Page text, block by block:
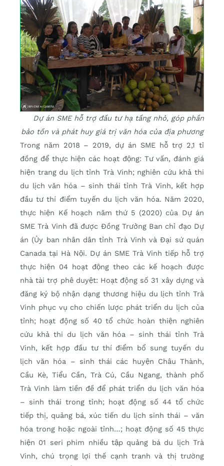
Dự án SME hỗ trợ đầu tư hạ tầng nhỏ, góp phần
bảo tồn và phát huy giá trị văn hóa của địa phương
Trong năm 2018 – 2019, dự án SME hỗ trợ 2,1 tỉ
đồng để thực hiện các hoạt động: Tư vấn, đánh giá
hiện trang du lịch tỉnh Trà Vinh; nghiên cứu khả thi
du lịch văn hóa – sinh thái tỉnh Trà Vinh, kết hợp
đầu tư thí điểm tuyến du lịch văn hóa. Năm 2020,
thực hiện Kế hoạch năm thứ 5 (2020) của Dự án
SME Trà Vinh đã được Đồng Trưởng Ban chỉ đạo Dự
án (Ủy ban nhân dân tỉnh Trà Vinh và Đại sứ quán
Canada tại Hà Nội. Dự án SME Trà Vinh tiếp hỗ trợ
thực hiện 04 hoạt động theo các kế hoạch được
nhà tài trợ phê duyệt: Hoạt động số 31 xây dựng và
đăng ký bộ nhận dạng thương hiệu du lịch tỉnh Trà
Vinh phục vụ cho chiến lược phát triển du lịch của
tỉnh; hoạt động số 40 tổ chức hoàn thiện nghiên
cứu khả thi du lịch văn hóa – sinh thái tỉnh Trà
Vinh, kết hợp đầu tư thí điểm bổ sung tuyến du
lịch văn hóa – sinh thái các huyện Châu Thành,
Cầu Kè, Tiểu Cần, Trà Cú, Cầu Ngang, thành phố
Trà Vinh làm tiền đề để phát triển du lịch văn hóa
– sinh thái trong tỉnh; hoạt động số 44 tổ chức
tiếp thị, quảng bá, xúc tiến du lịch sinh thái – văn
hóa trong hoặc ngoài tỉnh…; hoạt động số 45 thực
hiện 01 seri phim nhiều tập quảng bá du lịch Trà
Vinh, chú trọng lợi thế cạnh tranh và thị trường